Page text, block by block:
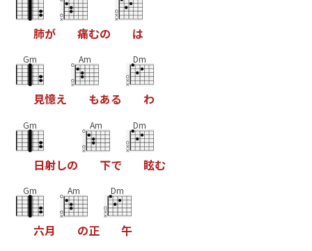
肺が 痛むの は
Gm
見憶え
Am
もある
Dm
わ
Gm
日射しの
Am
下で
Dm
眩む
Gm
六月
Am
の正
Dm
午